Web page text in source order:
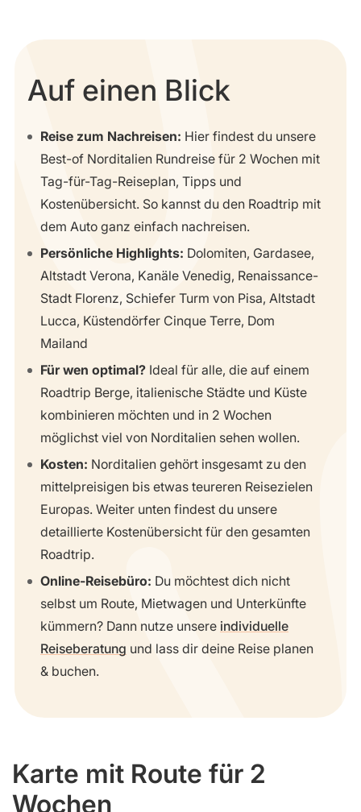
Auf einen Blick
Reise zum Nachreisen: Hier findest du unsere
Best-of Norditalien Rundreise für 2 Wochen mit
Tag-für-Tag-Reiseplan, Tipps und
Kostenübersicht. So kannst du den Roadtrip mit
dem Auto ganz einfach nachreisen.
Persönliche Highlights: Dolomiten, Gardasee,
Altstadt Verona, Kanäle Venedig, Renaissance-
Stadt Florenz, Schiefer Turm von Pisa, Altstadt
Lucca, Küstendörfer Cinque Terre, Dom
Mailand
Für wen optimal? Ideal für alle, die auf einem
Roadtrip Berge, italienische Städte und Küste
kombinieren möchten und in 2 Wochen
möglichst viel von Norditalien sehen wollen.
Kosten: Norditalien gehört insgesamt zu den
mittelpreisigen bis etwas teureren Reisezielen
Europas. Weiter unten findest du unsere
detaillierte Kostenübersicht für den gesamten
Roadtrip.
Online-Reisebüro: Du möchtest dich nicht
selbst um Route, Mietwagen und Unterkünfte
kümmern? Dann nutze unsere individuelle
Reiseberatung und lass dir deine Reise planen
& buchen.
Karte mit Route für 2
Wochen